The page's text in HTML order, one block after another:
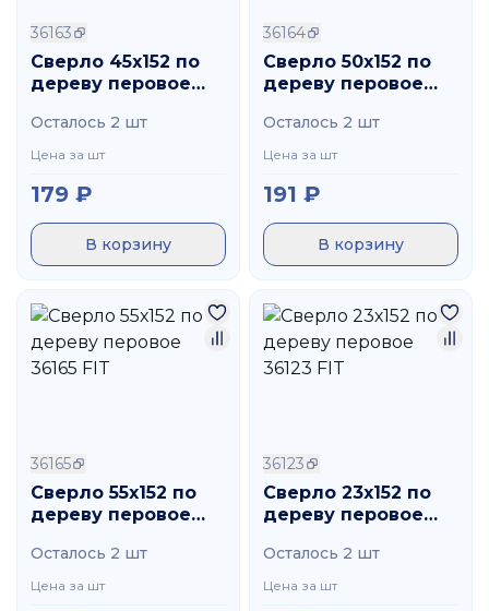
36163
Сверло 45х152 по
дереву перовое
Осталось 2 шт
Цена за шт
179 ₽
В корзину
36164
Сверло 50х152 по
дереву перовое
Осталось 2 шт
Цена за шт
191 ₽
В корзину
36165
Сверло 55х152 по
дереву перовое
Осталось 2 шт
Цена за шт
36123
Сверло 23х152 по
дереву перовое
Осталось 2 шт
Цена за шт